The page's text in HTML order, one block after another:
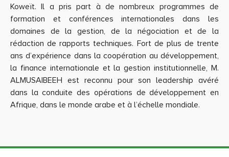
Koweït. Il a pris part à de nombreux programmes de
formation et conférences internationales dans les
domaines de la gestion, de la négociation et de la
rédaction de rapports techniques. Fort de plus de trente
ans d’expérience dans la coopération au développement,
la finance internationale et la gestion institutionnelle, M.
ALMUSAIBEEH est reconnu pour son leadership avéré
dans la conduite des opérations de développement en
Afrique, dans le monde arabe et à l’échelle mondiale.